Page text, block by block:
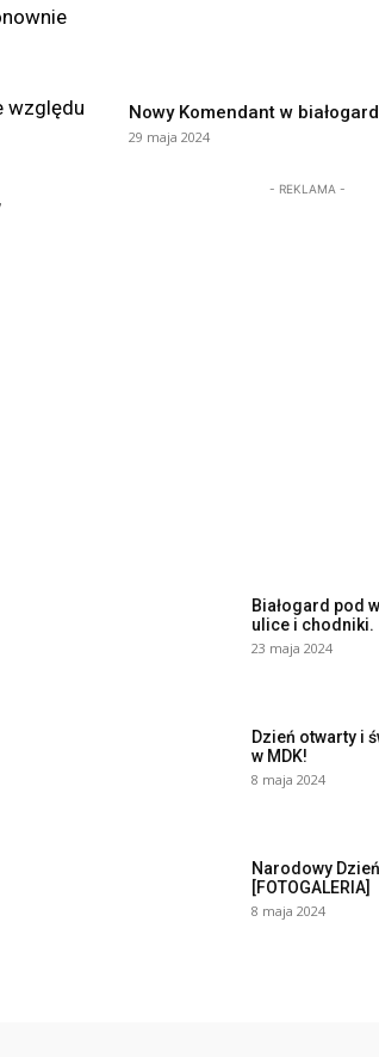
względu
Nowy Komendant w
29 maja 2024
- REKLAMA -
Białogard pod
ulice i chodniki.
23 maja 2024
Dzień otwarty i
w MDK!
8 maja 2024
Narodowy
[FOTOGALERIA]
8 maja 2024